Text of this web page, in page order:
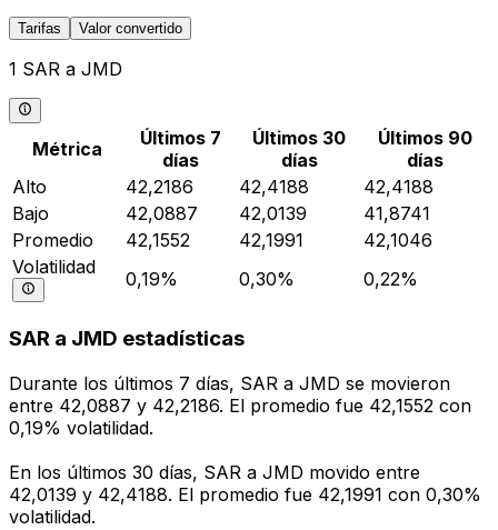
Tarifas Valor convertido
1 SAR a JMD
Métrica
Últimos 7
días
Últimos 30
días
Últimos 90
días
Alto
42,2186 42,4188
42,4188
Bajo
42,0887 42,0139
41,8741
Promedio
42,1552 42,1991
42,1046
Volatilidad
0,19% 0,30% 0,22%
SAR a JMD estadísticas
Durante los últimos 7 días, SAR a JMD se movieron
entre 42,0887 y 42,2186. El promedio fue 42,1552 con
0,19% volatilidad.
En los últimos 30 días, SAR a JMD movido entre
42,0139 y 42,4188. El promedio fue 42,1991 con 0,30%
volatilidad.